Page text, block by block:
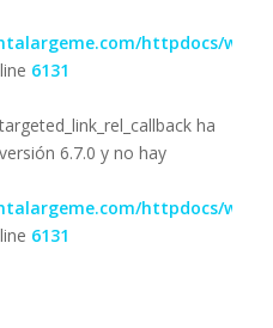
httpdocs/wp-
6131
ha
6.7.0 y no hay
httpdocs/wp-
6131